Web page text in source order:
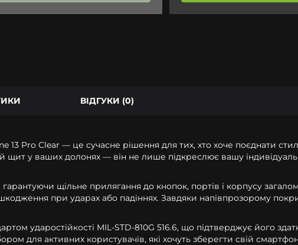
ВІДГУКИ (0)
13 Pro Clear — це сучасне рішення для тих, хто хоче поєднати
у ваших долонях — він не лише підкреслює вашу
щільне прилягання до кнопок, портів і корпусу
при ударах або падіннях. Завдяки напівпрозорому
ударостійкості MIL-STD-810G 516.6, що підтверджує його
для активних користувачів, які хочуть зберегти свій